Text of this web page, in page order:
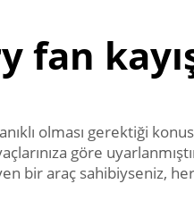
fan
olması gerektiği
göre
bir araç sahibiyseniz,